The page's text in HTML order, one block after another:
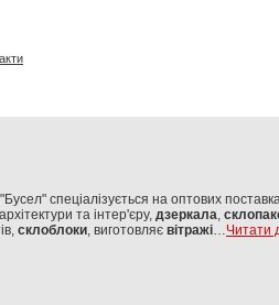
спеціалізується на оптових
та інтер'єру, дзеркала,
склоблоки, виготовляє вітражі…Читати